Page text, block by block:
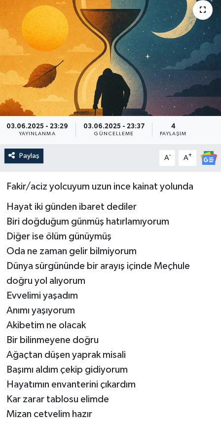
03.06.2025 - 23:29
YAYINLANMA
03.06.2025 - 23:37
GÜNCELLEME
4
PAYLAŞIM
Paylaş A- A+
Fakir/aciz yolcuyum uzun ince kainat yolunda
Hayat iki günden ibaret dediler
Biri doğduğum günmüş hatırlamıyorum
Diğer ise ölüm günüymüş
Oda ne zaman gelir bilmiyorum
Dünya sürgününde bir arayış içinde Meçhule
doğru yol alıyorum
Evvelimi yaşadım
Anımı yaşıyorum
Akibetim ne olacak
Bir bilinmeyene doğru
Ağaçtan düşen yaprak misali
Başımı aldım çekip gidiyorum
Hayatımın envanterini çıkardım
Kar zarar tablosu elimde
Mizan cetvelim hazır